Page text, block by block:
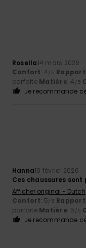
Rosella14 mars 2026
Confort: 4/5
parfaite Matière: 4 /5
Je recommande
Hanna10 février 2026
Ces chaussures
Afficher original - Dutch
Confort: 5/5
parfaite Matière: 5 /5
Je recommande